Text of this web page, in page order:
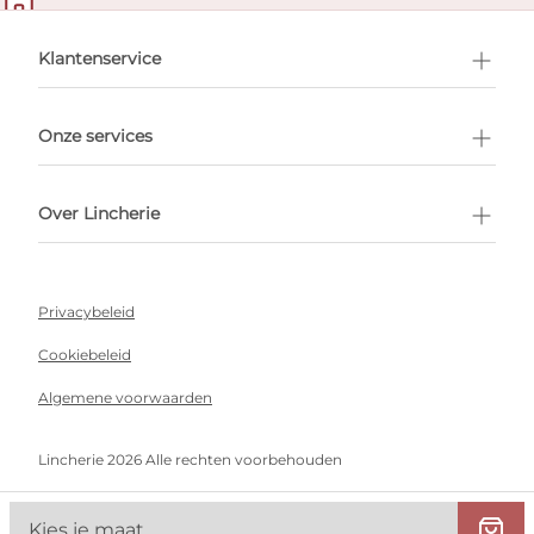
afspraak
Klantenservice
Onze services
Over Lincherie
Privacybeleid
Cookiebeleid
Algemene voorwaarden
Lincherie 2026 Alle rechten voorbehouden